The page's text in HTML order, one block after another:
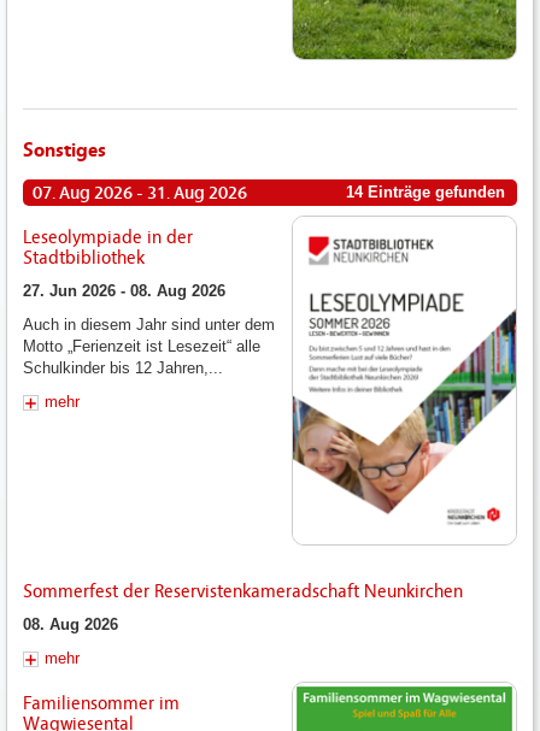
Sonstiges
07. Aug 2026 - 31. Aug 2026 14 Einträge gefunden
Leseolympiade in der
Stadtbibliothek
27. Jun 2026 - 08. Aug 2026
Auch in diesem Jahr sind unter dem
Motto „Ferienzeit ist Lesezeit“ alle
Schulkinder bis 12 Jahren,...
mehr
Sommerfest der Reservistenkameradschaft Neunkirchen
08. Aug 2026
mehr
Familiensommer im
Wagwiesental